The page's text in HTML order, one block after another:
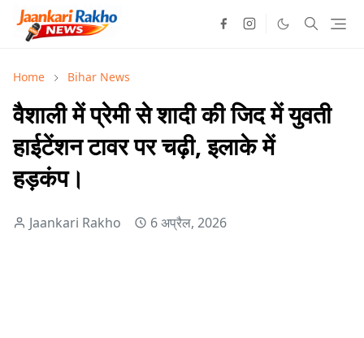
Home Bihar News
वैशाली में प्रेमी से शादी की जिद में युवती
हाईटेंशन टावर पर चढ़ी, इलाके में
हड़कंप।
Jaankari Rakho 6 अप्रैल, 2026